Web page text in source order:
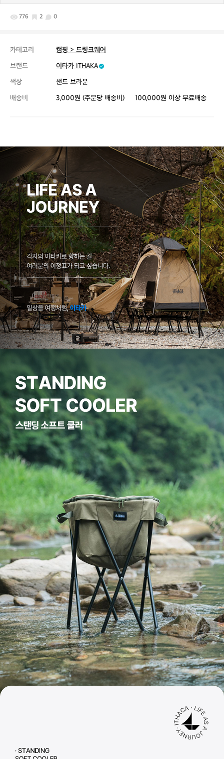
776 2 0
카테고리
캠핑 > 드링크웨어
브랜드
이타카 ITHAKA
색상
샌드 브라운
배송비
3,000원 (주문당 배송비) 100,000원 이상 무료배송